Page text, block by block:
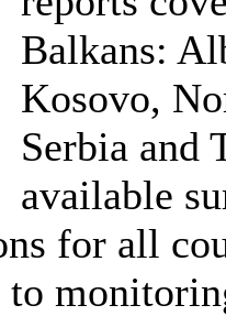
Balkans:
Kosovo,
Serbia and
available
for all
to